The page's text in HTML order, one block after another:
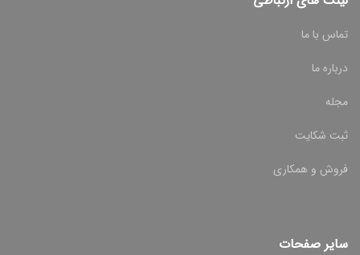
تماس با ما
درباره ما
مجله
ثبت شکایت
فروش و همکاری
سایر صفحات